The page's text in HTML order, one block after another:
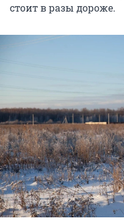
стоит в разы дороже.